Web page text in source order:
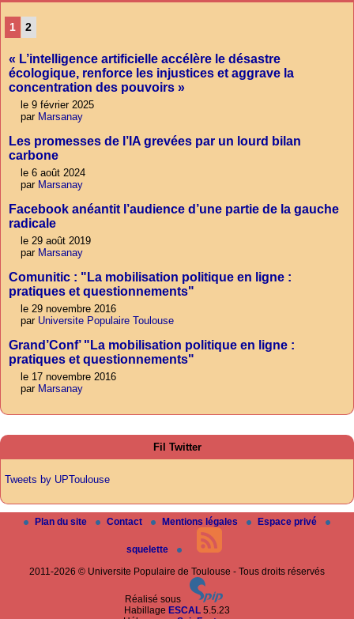
1 2
« L’intelligence artificielle accélère le désastre
écologique, renforce les injustices et aggrave la
concentration des pouvoirs »
le 9 février 2025
par Marsanay
Les promesses de l’IA grevées par un lourd bilan
carbone
le 6 août 2024
par Marsanay
Facebook anéantit l’audience d’une partie de la gauche
radicale
le 29 août 2019
par Marsanay
Comunitic : "La mobilisation politique en ligne :
pratiques et questionnements"
le 29 novembre 2016
par Universite Populaire Toulouse
Grand’Conf’ "La mobilisation politique en ligne :
pratiques et questionnements"
le 17 novembre 2016
par Marsanay
Fil Twitter
Tweets by UPToulouse
Plan du site Contact Mentions légales Espace privé
squelette
2011-2026 © Universite Populaire de Toulouse - Tous droits réservés
Réalisé sous
Habillage ESCAL 5.5.23